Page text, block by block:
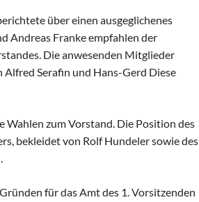
über einen ausgeglichenes
Andreas Franke empfahlen der
Die anwesenden Mitglieder
Serafin und Hans-Gerd Diese
Wahlen zum Vorstand. Die Position des
bekleidet von Rolf Hundeler sowie des
für das Amt des 1. Vorsitzenden